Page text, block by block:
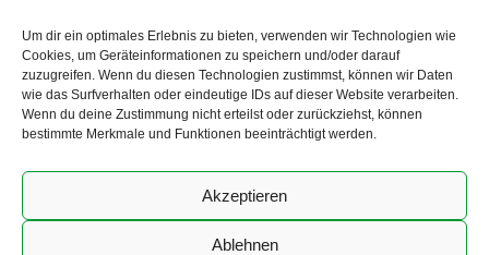
Um dir ein optimales Erlebnis zu bieten, verwenden wir Technologien wie
Cookies, um Geräteinformationen zu speichern und/oder darauf
zuzugreifen. Wenn du diesen Technologien zustimmst, können wir Daten
wie das Surfverhalten oder eindeutige IDs auf dieser Website verarbeiten.
Wenn du deine Zustimmung nicht erteilst oder zurückziehst, können
bestimmte Merkmale und Funktionen beeinträchtigt werden.
Akzeptieren
Ablehnen
Home Impressum
Datenschutz
Cookie-Richtlinie (EU)